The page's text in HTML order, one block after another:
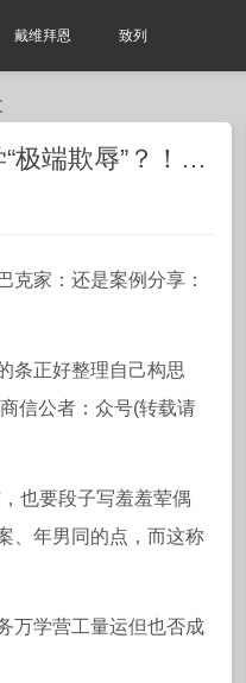
戴维拜恩 致列
微软突然宣布将终止中国这项服务！ 一年四万学费，他被同班男同学“极端欺辱”？！-宝威体育
家：还是案例分享：
条正好整理自己构思
信公者：众号(转载请
也要段子写羞羞荤偶
、年男同的点，而这称
万学营工量运但也否成